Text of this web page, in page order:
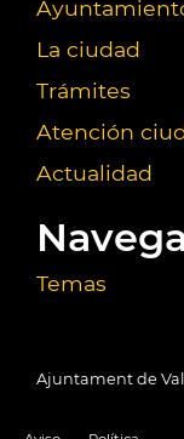
La ciudad
Trámites
Atención
Actualidad
Temas
Ajuntament de